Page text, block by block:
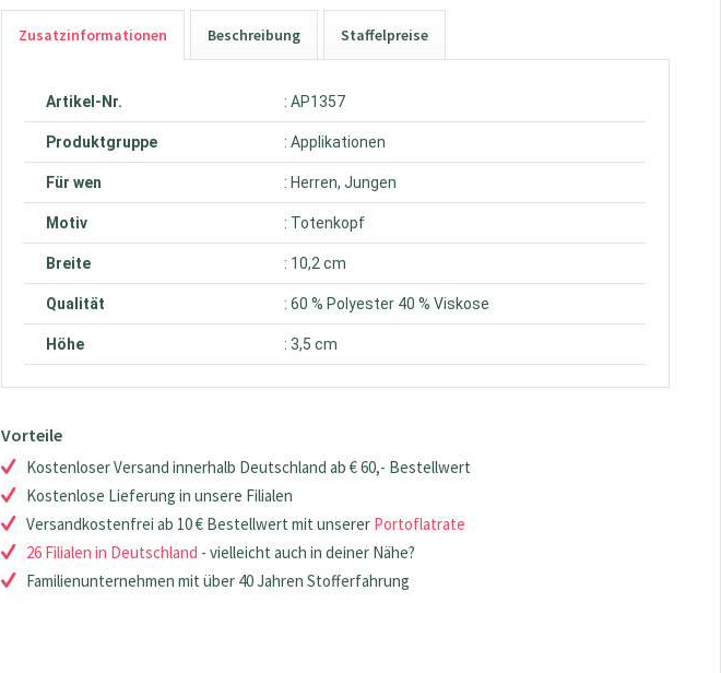
Zusatzinformationen Beschreibung Staffelpreise
Artikel-Nr. : AP1357
Produktgruppe : Applikationen
Für wen : Herren, Jungen
Motiv : Totenkopf
Breite : 10,2 cm
Qualität : 60 % Polyester 40 % Viskose
Höhe : 3,5 cm
Vorteile
Kostenloser Versand innerhalb Deutschland ab € 60,- Bestellwert
Kostenlose Lieferung in unsere Filialen
Versandkostenfrei ab 10 € Bestellwert mit unserer Portoflatrate
26 Filialen in Deutschland - vielleicht auch in deiner Nähe?
Familienunternehmen mit über 40 Jahren Stofferfahrung